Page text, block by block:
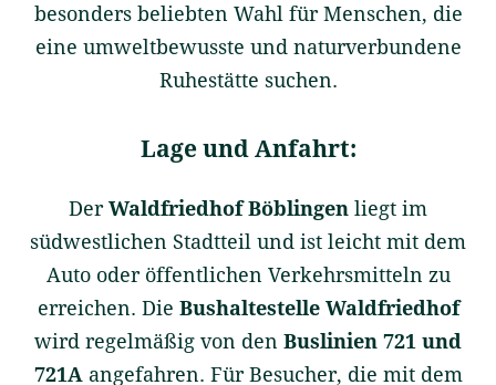
besonders beliebten Wahl für Menschen, die
eine umweltbewusste und naturverbundene
Ruhestätte suchen.
Lage und Anfahrt:
DerWaldfriedhof Böblingen liegt im
südwestlichen Stadtteil und ist leicht mit dem
Auto oder öffentlichen Verkehrsmitteln zu
erreichen. Die Bushaltestelle Waldfriedhof
wird regelmäßig von den Buslinien 721 und
721A angefahren. Für Besucher, die mit dem